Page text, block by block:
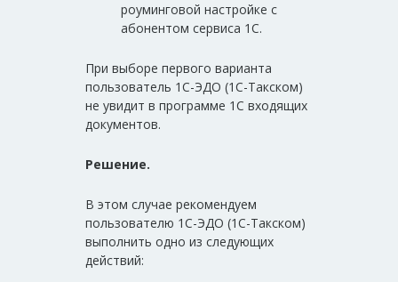
роуминговой настройке с
абонентом сервиса 1С.
При выборе первого варианта
пользователь 1С-ЭДО (1С-Такском)
не увидит в программе 1С входящих
документов.
Решение.
В этом случае рекомендуем
пользователю 1С-ЭДО (1С-Такском)
выполнить одно из следующих
действий: